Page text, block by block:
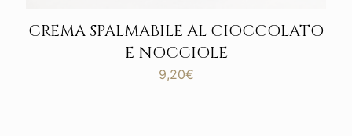
CREMA SPALMABILE AL CIOCCOLATO
E NOCCIOLE
9,20€